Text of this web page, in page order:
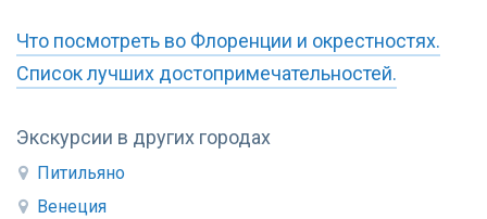
Экскурсии в других городах
Питильяно
Венеция
Что посмотреть во Флоренции и окрестностях.
Список лучших достопримечательностей.